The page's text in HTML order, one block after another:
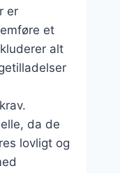
er
et
alt
da de
lovligt og